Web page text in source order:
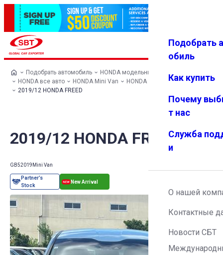
Избранн
Меню
Подобрать
обиль
Как купить
Почему
т нас
Служба
и
О нашей
Контактные
Новости СБТ
Подобрать автомобиль
HONDA модельный ряд
HONDA все авто
HONDA Mini Van
HONDA FREED
2019/12 HONDA FREED
2019/12 HONDA FREED
GB52019 Mini Van